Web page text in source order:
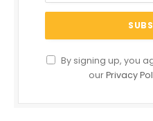
By signing up, you
ourPrivacy